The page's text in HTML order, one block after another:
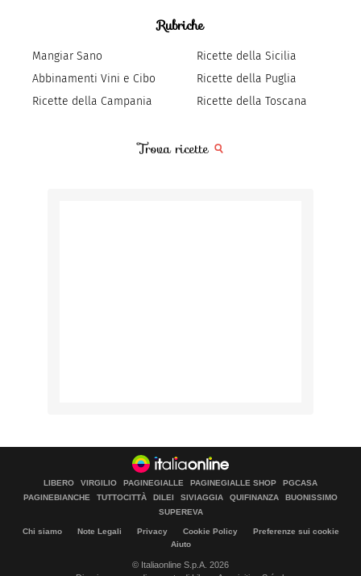
Rubriche
Mangiar Sano
Abbinamenti Vini e Cibo
Ricette della Campania
Ricette della Sicilia
Ricette della Puglia
Ricette della Toscana
Trova ricette
LIBERO VIRGILIO PAGINEGIALLE PAGINEGIALLE SHOP
PGCASA
PAGINEBIANCHE
TUTTOCITTÀ DILEI SIVIAGGIA QUIFINANZA
BUONISSIMO
SUPEREVA
Chi siamo Note Legali Privacy Cookie Policy
Preferenze sui cookie
Aiuto
© Italiaonline S.p.A. 2026